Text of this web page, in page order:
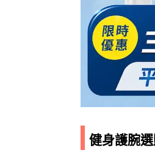
健身護腕